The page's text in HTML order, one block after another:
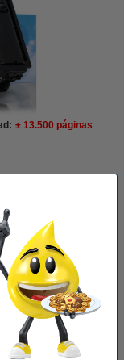
± 13.500 páginas